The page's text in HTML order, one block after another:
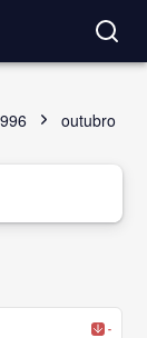
outubro
-